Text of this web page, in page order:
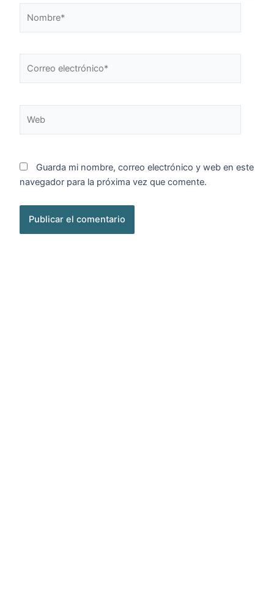
electrónico*
Guarda mi nombre, correo electrónico y web en este
navegador para la próxima vez que comente.